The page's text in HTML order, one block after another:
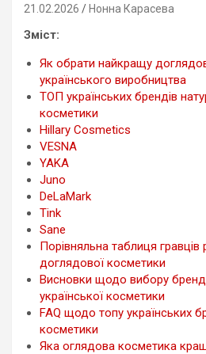
21.02.2026 Нонна Карасева
Зміст:
Як обрати найкращу
українського виробництва
ТОП українських брендів
косметики
Hillary Cosmetics
VESNA
YAKA
Juno
DeLaMark
Tink
Sane
Порівняльна таблиця гравців
доглядової косметики
Висновки щодо вибору
української косметики
FAQ щодо топу українських
косметики
Яка оглядова косметика